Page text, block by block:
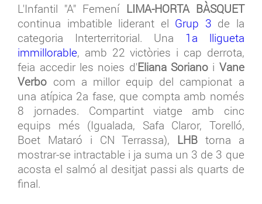
L'Infantil "A" Femení LIMA-HORTA BÀSQUET
continua imbatible liderant el Grup 3 de la
categoria Interterritorial. Una 1a lligueta
immillorable, amb 22 victòries i cap derrota,
feia accedir les noies d'Eliana Sorianoi Vane
Verbo com a millor equip del campionat a
una atípica 2a fase, que compta amb només
8 jornades. Compartint viatge amb cinc
equips més (Igualada, Safa Claror, Torelló,
Boet Mataró i CN Terrassa), LHB torna a
mostrar-se intractable i ja suma un 3 de 3 que
acosta el salmó al desitjat passi als quarts de
final.